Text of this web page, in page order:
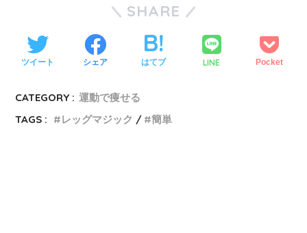
SHARE
ツイート シェア はてブ LINE Pocket
CATEGORY : 運動で痩せる
TAGS :
レッグマジック 簡単